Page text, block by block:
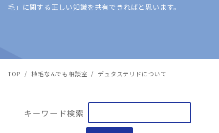
⽑」に関する正しい知識を共有できればと思います。
TOP / 植毛なんでも相談室 / デュタステリドについて
キーワード検索